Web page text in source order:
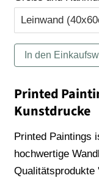
In den
Printed
Kunstdrucke
Printed Paintings
hochwertige
Qualitätsprodukte